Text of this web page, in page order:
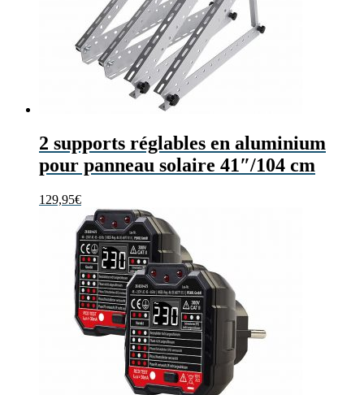
2 supports réglables en aluminium
pour panneau solaire 41″/104 cm
129,95€